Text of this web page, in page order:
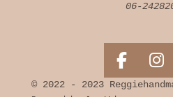
06-
F
a
I
n
© 2022 - 2023